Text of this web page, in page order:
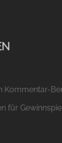
Kommentar-
für